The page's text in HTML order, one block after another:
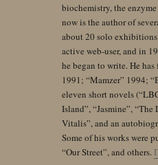
biochemistry, the
now is the author of
about 20 solo
active web-user, and in
he began to write. He
1991; “Mamzer” 1994;
eleven short novels
Island”, “Jasmine”,
Vitalis”, and an
Some of his works were
“Our Street”, and others.